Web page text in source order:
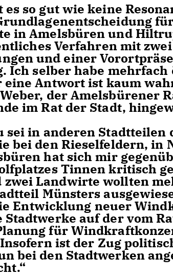
so gut wie keine
in Amelsbüren und
Verfahren mit zwei
und einer
Ich selber habe
Antwort ist kaum
der Amelsbürener
im Rat der Stadt,
sei in anderen
bei den Rieselfeldern, in
hat sich mir
Tinnen kritisch
zwei Landwirte wollten
Münsters
Entwicklung neuer
auf der vom
für
ist der Zug
bei den Stadtwerken